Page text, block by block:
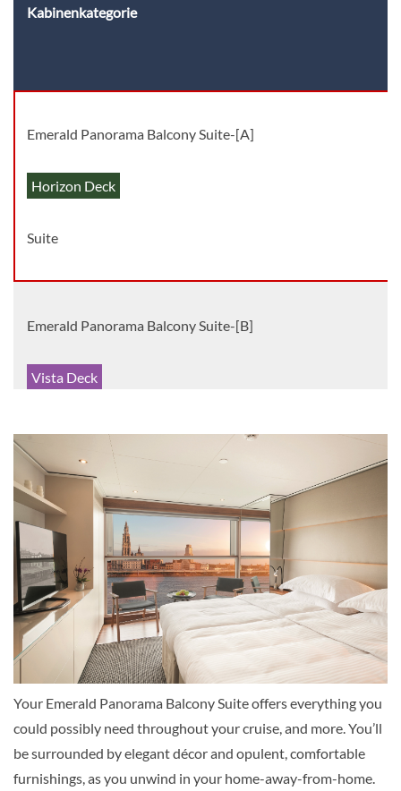
Kabinenkategorie
Emerald Panorama Balcony Suite-[A]
Horizon Deck
Suite
Emerald Panorama Balcony Suite-[B]
Vista Deck
Emerald Panorama Balcony Suite-[C]
Vista Deck
Suite
Complimentary bathrobes and slippers | Complimentary
Complimentary WiFi | Queen-size hotel-style bed | Safe for
climate control | Flat screen TV and infotainment system |
fridge|https://static.traveltek.net/cruisepics/
Your Emerald Panorama Balcony Suite offers everything you
could possibly need throughout your cruise, and more. You’ll
be surrounded by elegant décor and opulent, comfortable
furnishings, as you unwind in your home-away-from-home.